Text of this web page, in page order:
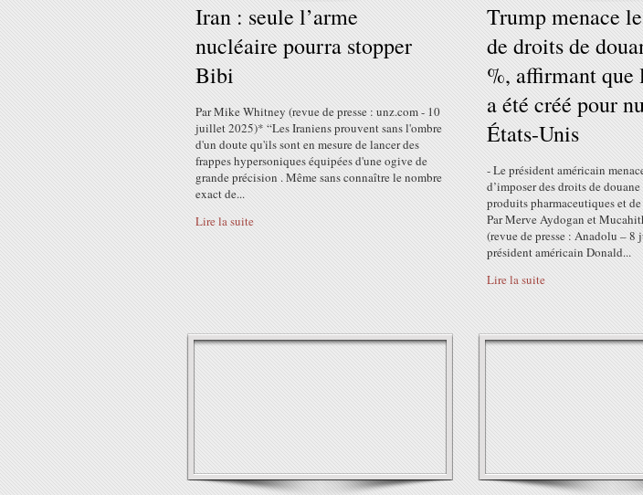
Iran : seule l’arme
nucléaire pourra stopper
Bibi
Par Mike Whitney (revue de presse : unz.com - 10
juillet 2025)* “Les Iraniens prouvent sans l'ombre
d'un doute qu'ils sont en mesure de lancer des
frappes hypersoniques équipées d'une ogive de
grande précision . Même sans connaître le nombre
exact de...
Lire la suite
Trump menace
de droits de
%, affirmant que
a été créé pour
États-Unis
- Le président américain
d’imposer des droits de
produits pharmaceutiques et
Par Merve Aydogan et
(revue de presse : Anadolu –
président américain Donald...
Lire la suite